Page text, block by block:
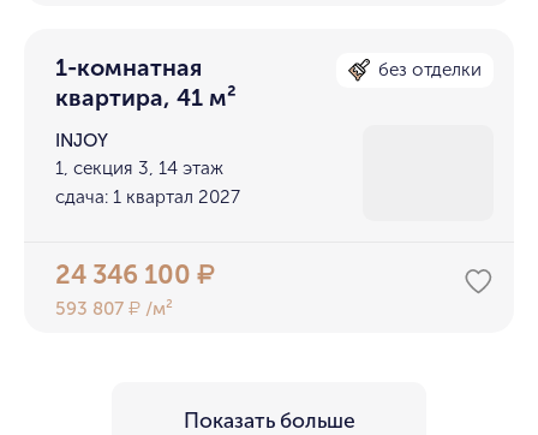
1-комнатная
квартира, 41 м²
без отделки
INJOY
1, секция 3, 14 этаж
сдача: 1 квартал 2027
24 346 100₽
593 807₽ /м²
Показать больше